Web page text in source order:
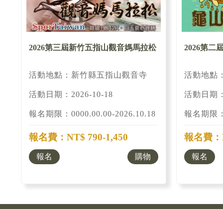
2026第三屆新竹五指山觀音媽馬拉松
活動地點：新竹縣五指山觀音寺
活動日期：2026-10-18
報名期限：0000.00.00-2026.10.18
報名費：NT$ 790-1,450
報名 購物
2026第二
活動地點
活動日期
報名期限
報名費
報名